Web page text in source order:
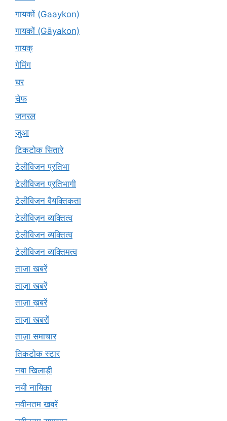
गायकों (Gaaykon)
गायकों (Gāyakon)
गायक्
गेमिंग
घर
चेफ
जनरल
जुआ
टिकटोक सितारे
टेलीविजन प्रतिभा
टेलीविजन प्रतिभागी
टेलीविजन वैयक्तिकता
टेलीविज़न व्यक्तित्व
टेलीविजन व्यक्तित्व
टेलीविजन व्यक्तिमत्व
ताजा खबरें
ताज़ा खबरें
ताज़ा ख़बरें
ताज़ा खबरों
ताज़ा समाचार
तिकटोक स्टार
नबा खिलाड़ी
नयी नायिका
नवीनतम खबरें